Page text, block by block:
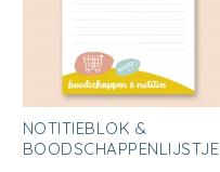
NOTITIEBLOK &
BOODSCHAPPENLIJSTJE